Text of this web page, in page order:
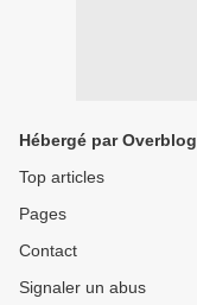
Hébergé par Overblog
Top articles
Pages
Contact
Signaler un abus